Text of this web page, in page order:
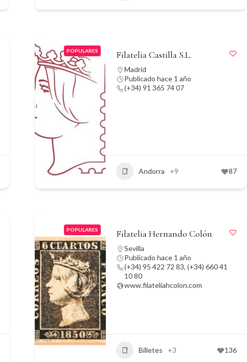
POPULARES Filatelia Castilla S.L.
Madrid
Publicado hace 1 año
(+34) 91 365 74 07
Andorra +9 87
POPULARES Filatelia Hernando Colón
Sevilla
Publicado hace 1 año
(+34) 95 422 72 83, (+34) 660 41
10 80
www.filateliahcolon.com
Billetes +3 136